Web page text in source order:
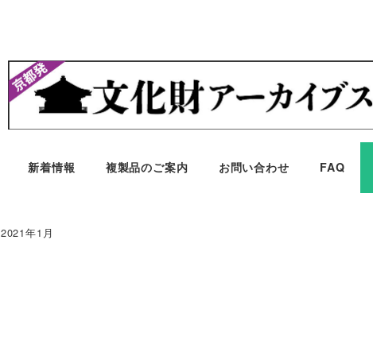
新着情報 複製品のご案内 お問い合わせ FAQ
2021年1月